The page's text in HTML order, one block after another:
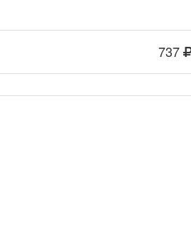
737